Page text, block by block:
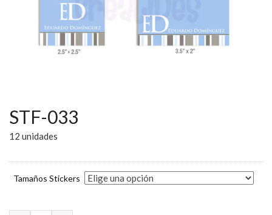
STF-033
12 unidades
Tamaños Stickers